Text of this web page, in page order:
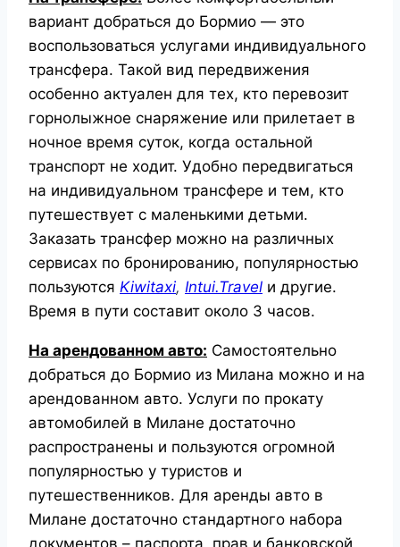
вариант добраться до Бормио — это
воспользоваться услугами индивидуального
трансфера. Такой вид передвижения
особенно актуален для тех, кто перевозит
горнолыжное снаряжение или прилетает в
ночное время суток, когда остальной
транспорт не ходит. Удобно передвигаться
на индивидуальном трансфере и тем, кто
путешествует с маленькими детьми.
Заказать трансфер можно на различных
сервисах по бронированию, популярностью
пользуются Kiwitaxi, Intui.Travel и другие.
Время в пути составит около 3 часов.
На арендованном авто: Самостоятельно
добраться до Бормио из Милана можно и на
арендованном авто. Услуги по прокату
автомобилей в Милане достаточно
распространены и пользуются огромной
популярностью у туристов и
путешественников. Для аренды авто в
Милане достаточно стандартного набора
документов – паспорта, прав и банковской